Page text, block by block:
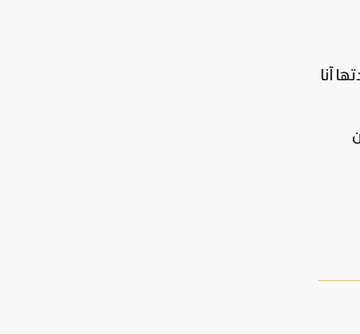
بعد جهود قادتها آنا